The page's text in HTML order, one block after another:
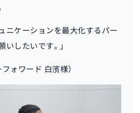
ニケーションを最大化するパー
いしたいです。」
フォワード 白濱様）